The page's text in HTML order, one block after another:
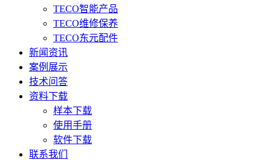
TECO智能产品
TECO维修保养
TECO东元配件
新闻资讯
案例展示
技术问答
资料下载
样本下载
使用手册
软件下载
联系我们